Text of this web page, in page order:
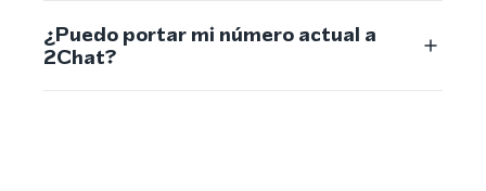
¿Puedo portar mi número actual a
2Chat?